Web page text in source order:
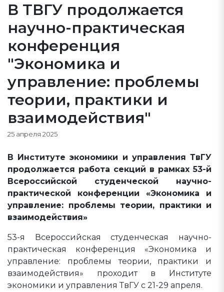
В ТВГУ продолжается
научно-практическая
конференция
"Экономика и
управление: проблемы
теории, практики и
взаимодействия"
25 апреля 2025
В Институте экономики и управления ТвГУ
продолжается работа секций в рамках 53-й
Всероссийской студенческой научно-
практической конференции «Экономика и
управление: проблемы теории, практики и
взаимодействия»
53-я Всероссийская студенческая научно-
практическая конференция «Экономика и
управление: проблемы теории, практики и
взаимодействия» проходит в Институте
экономики и управления ТвГУ с 21-29 апреля.